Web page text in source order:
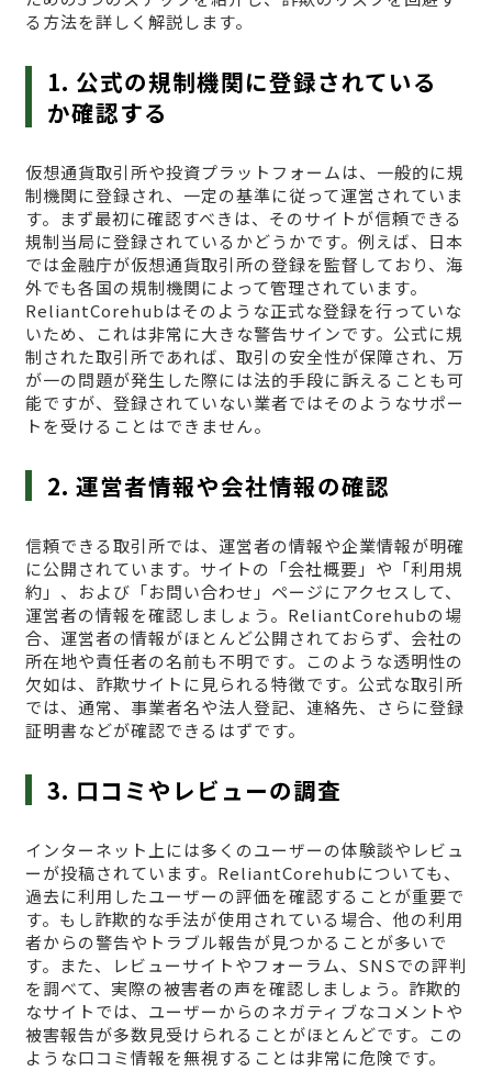
る方法を詳しく解説します。
1. 公式の規制機関に登録されている
か確認する
仮想通貨取引所や投資プラットフォームは、一般的に規
制機関に登録され、一定の基準に従って運営されていま
す。まず最初に確認すべきは、そのサイトが信頼できる
規制当局に登録されているかどうかです。例えば、日本
では金融庁が仮想通貨取引所の登録を監督しており、海
外でも各国の規制機関によって管理されています。
ReliantCorehubはそのような正式な登録を行っていな
いため、これは非常に大きな警告サインです。公式に規
制された取引所であれば、取引の安全性が保障され、万
が一の問題が発生した際には法的手段に訴えることも可
能ですが、登録されていない業者ではそのようなサポー
トを受けることはできません。
2. 運営者情報や会社情報の確認
信頼できる取引所では、運営者の情報や企業情報が明確
に公開されています。サイトの「会社概要」や「利用規
約」、および「お問い合わせ」ページにアクセスして、
運営者の情報を確認しましょう。ReliantCorehubの場
合、運営者の情報がほとんど公開されておらず、会社の
所在地や責任者の名前も不明です。このような透明性の
欠如は、詐欺サイトに見られる特徴です。公式な取引所
では、通常、事業者名や法人登記、連絡先、さらに登録
証明書などが確認できるはずです。
3. 口コミやレビューの調査
インターネット上には多くのユーザーの体験談やレビュ
ーが投稿されています。ReliantCorehubについても、
過去に利用したユーザーの評価を確認することが重要で
す。もし詐欺的な手法が使用されている場合、他の利用
者からの警告やトラブル報告が見つかることが多いで
す。また、レビューサイトやフォーラム、SNSでの評判
を調べて、実際の被害者の声を確認しましょう。詐欺的
なサイトでは、ユーザーからのネガティブなコメントや
被害報告が多数見受けられることがほとんどです。この
ような口コミ情報を無視することは非常に危険です。